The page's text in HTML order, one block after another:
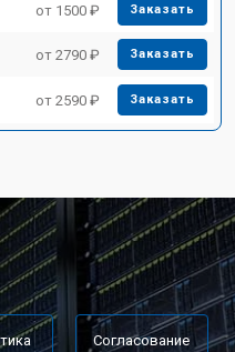
от 1500 ₽ Заказать
от 2790 ₽ Заказать
от 2590 ₽ Заказать
Согласование